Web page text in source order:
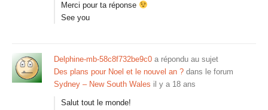
Merci pour ta réponse
See you
Delphine-mb-58c8f732be9c0 a répondu au sujet
Des plans pour Noel et le nouvel an ? dans le forum
Sydney – New South Wales il y a 18 ans
Salut tout le monde!